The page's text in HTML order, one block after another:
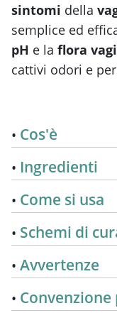
sintomi della
semplice ed
pH e la flora
cattivi odori e
Cos'è
Ingredienti
Come si usa
Schemi di
Avvertenze
Convenzione